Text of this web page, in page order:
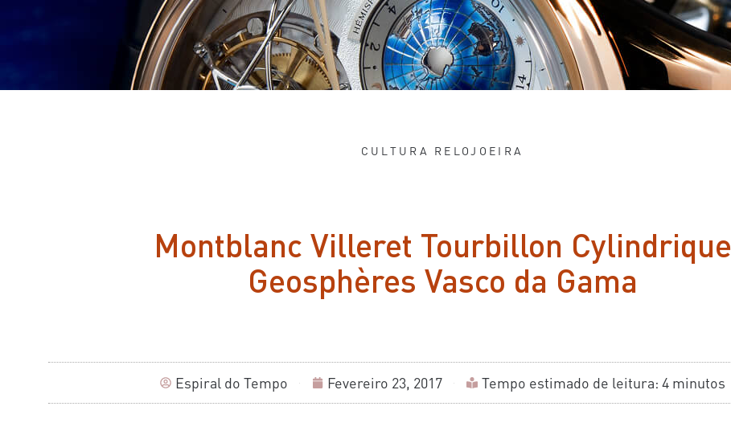
CULTURA RELOJOEIRA
Montblanc Villeret Tourbillon Cylindrique
Geosphères Vasco da Gama
Espiral do Tempo Fevereiro 23, 2017 Tempo estimado de leitura: 4 minutos